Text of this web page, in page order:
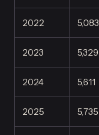
2022 5,083
2023 5,329
2024 5,611
2025 5,735